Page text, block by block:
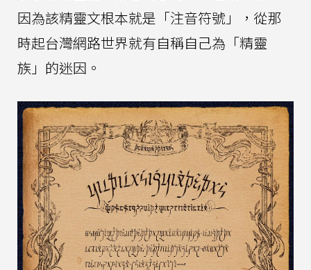
因為該精靈文根本就是「注音符號」，從那
時起台灣網路世界就有自稱自己為「精靈
族」的迷因。